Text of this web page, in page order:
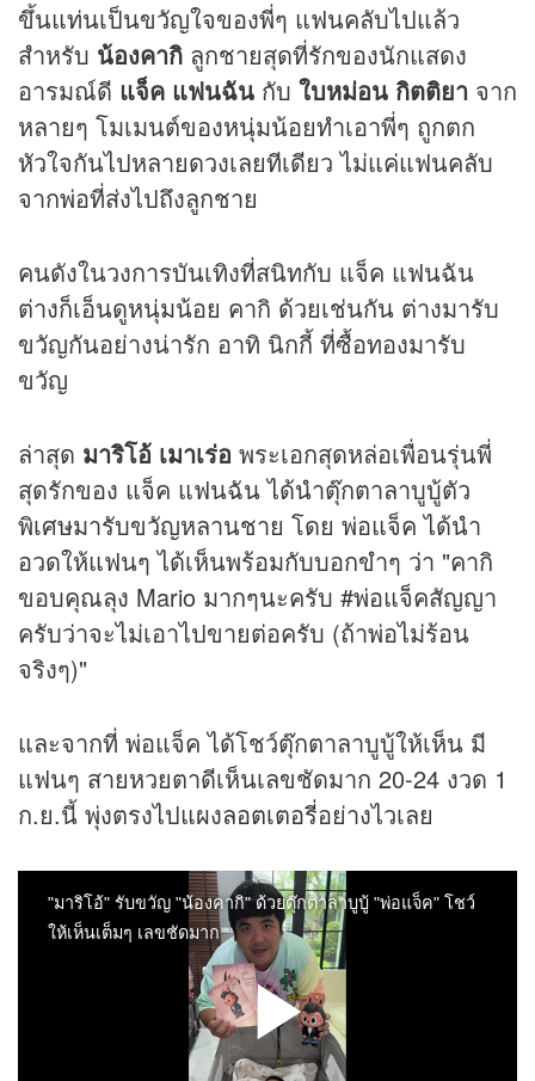
ขึ้นแท่นเป็นขวัญใจของพี่ๆ แฟนคลับไปแล้ว
สำหรับ น้องคากิ ลูกชายสุดที่รักของนักแสดง
อารมณ์ดี แจ็ค แฟนฉัน กับ ใบหม่อน กิตติยา จาก
หลายๆ โมเมนต์ของหนุ่มน้อยทำเอาพี่ๆ ถูกตก
หัวใจกันไปหลายดวงเลยทีเดียว ไม่แค่แฟนคลับ
จากพ่อที่ส่งไปถึงลูกชาย
คนดังในวงการบันเทิงที่สนิทกับ แจ็ค แฟนฉัน
ต่างก็เอ็นดูหนุ่มน้อย คากิ ด้วยเช่นกัน ต่างมารับ
ขวัญกันอย่างน่ารัก อาทิ นิกกี้ ที่ซื้อทองมารับ
ขวัญ
ล่าสุด มาริโอ้ เมาเร่อ พระเอกสุดหล่อเพื่อนรุ่นพี่
สุดรักของ แจ็ค แฟนฉัน ได้นำตุ๊กตาลาบูบู้ตัว
พิเศษมารับขวัญหลานชาย โดย พ่อแจ็ค ได้นำ
อวดให้แฟนๆ ได้เห็นพร้อมกับบอกขำๆ ว่า "คากิ
ขอบคุณลุง Mario มากๆนะครับ #พ่อแจ็คสัญญา
ครับว่าจะไม่เอาไปขายต่อครับ (ถ้าพ่อไม่ร้อน
จริงๆ)"
และจากที่ พ่อแจ็ค ได้โชว์ตุ๊กตาลาบูบู้ให้เห็น มี
แฟนๆ สายหวยตาดีเห็นเลขชัดมาก 20-24 งวด 1
ก.ย.นี้ พุ่งตรงไปแผงลอตเตอรี่อย่างไวเลย